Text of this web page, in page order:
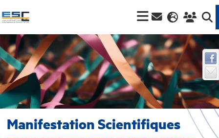
Manifestation Scientifiques